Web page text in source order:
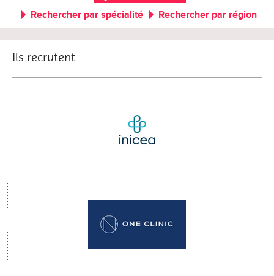
Rechercher par spécialité Rechercher par région
Ils recrutent